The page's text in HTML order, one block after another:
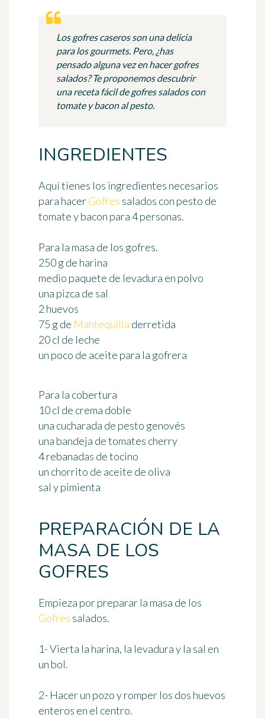
Los gofres caseros son una delicia
para los gourmets. Pero, ¿has
pensado alguna vez en hacer gofres
salados? Te proponemos descubrir
una receta fácil de gofres salados con
tomate y bacon al pesto.
INGREDIENTES
Aquí tienes los ingredientes necesarios
para hacerGofres salados con pesto de
tomate y bacon para 4 personas.
Para la masa de los gofres.
250 g de harina
medio paquete de levadura en polvo
una pizca de sal
2 huevos
75 g de Mantequilla derretida
20 cl de leche
un poco de aceite para la gofrera
Para la cobertura
10 cl de crema doble
una cucharada de pesto genovés
una bandeja de tomates cherry
4 rebanadas de tocino
un chorrito de aceite de oliva
sal y pimienta
PREPARACIÓN DE LA
MASA DE LOS
GOFRES
Empieza por preparar la masa de los
Gofres salados.
1- Vierta la harina, la levadura y la sal en
un bol.
2- Hacer un pozo y romper los dos huevos
enteros en el centro.